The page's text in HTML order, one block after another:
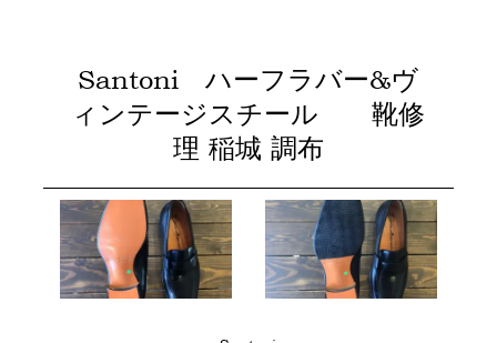
Santoni ハーフラバー&ヴ
ィンテージスチール 靴修
理 稲城 調布